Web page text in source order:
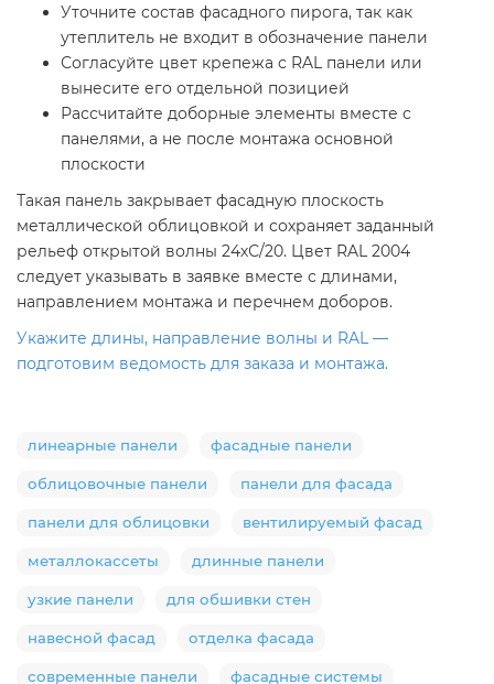
Уточните состав фасадного пирога, так как
утеплитель не входит в обозначение панели
Согласуйте цвет крепежа с RAL панели или
вынесите его отдельной позицией
Рассчитайте доборные элементы вместе с
панелями, а не после монтажа основной
плоскости
Такая панель закрывает фасадную плоскость
металлической облицовкой и сохраняет заданный
рельеф открытой волны 24хС/20. Цвет RAL 2004
следует указывать в заявке вместе с длинами,
направлением монтажа и перечнем доборов.
Укажите длины, направление волны и RAL —
подготовим ведомость для заказа и монтажа.
линеарные панели фасадные панели
облицовочные панели панели для фасада
панели для облицовки вентилируемый фасад
металлокассеты длинные панели
узкие панели для обшивки стен
навесной фасад отделка фасада
современные панели фасадные системы